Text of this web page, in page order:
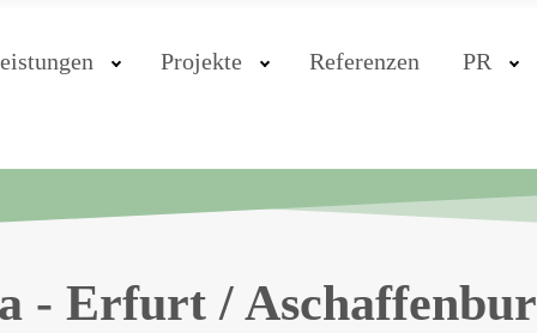
Projekte Referenzen PR
- Erfurt /